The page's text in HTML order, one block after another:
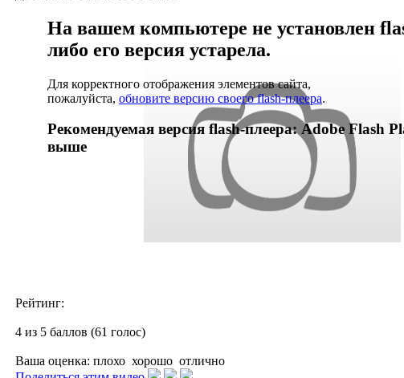
На вашем компьютере не установлен
либо его версия устарела.
Для корректного отображения элементов сайта,
пожалуйста, обновите версию своего flash-плеера.
Рекомендуемая версия flash-плеера: Adobe Flash
выше
Рейтинг:
4 из 5 баллов (61 голос)
Ваша оценка: плохо хорошо отлично